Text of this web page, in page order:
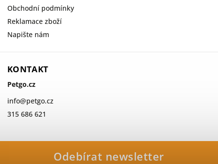
Odebírat newsletter
Obchodní podmínky
Reklamace zboží
Napište nám
KONTAKT
Petgo.cz
info@petgo.cz
315 686 621